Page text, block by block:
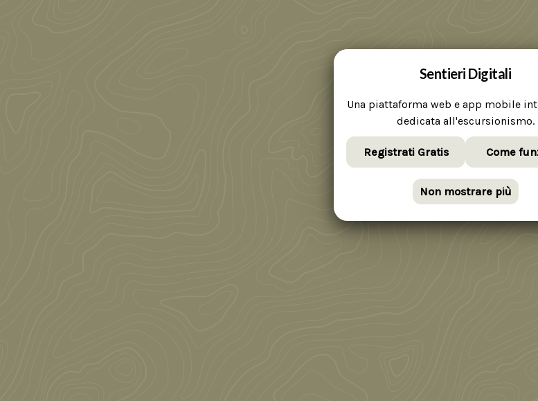
Sentieri Digitali
Una piattaforma web e app mobile
dedicata all'escursionismo.
Registrati Gratis Come
Non mostrare più